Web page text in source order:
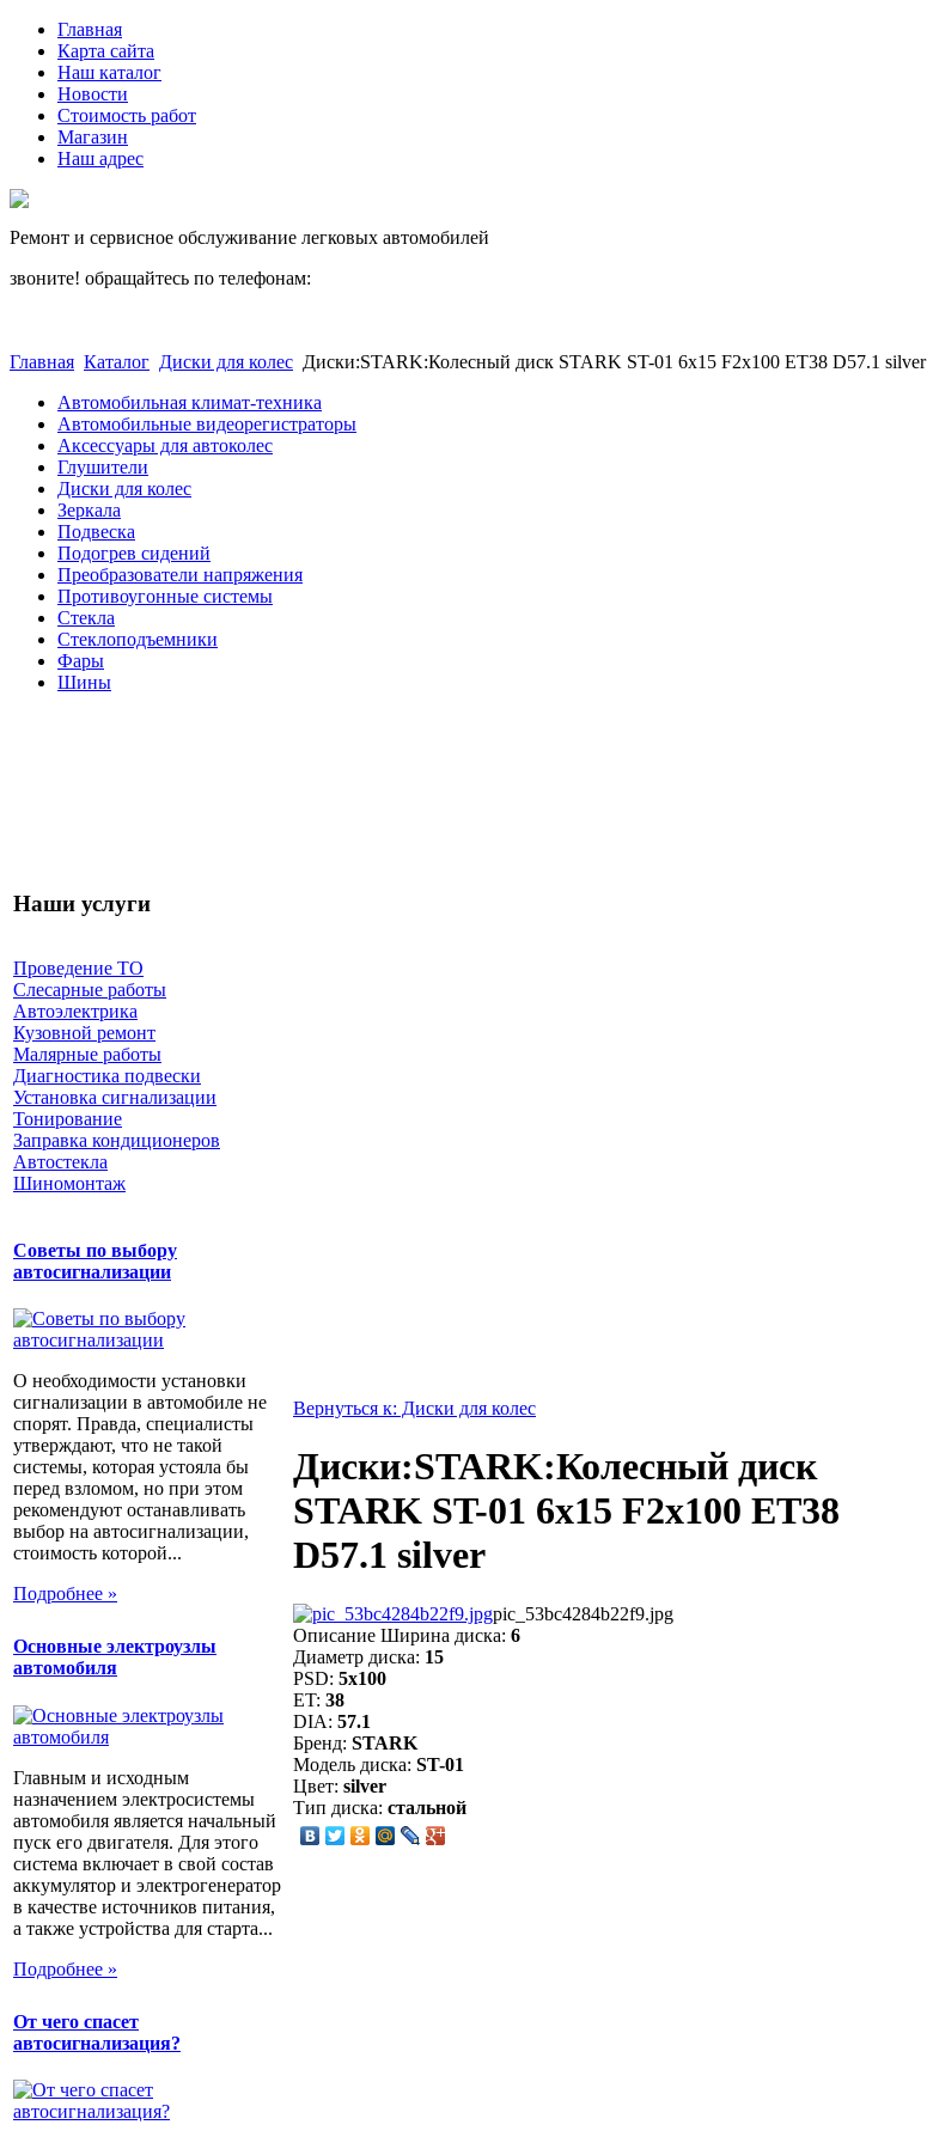
Главная
Карта сайта
Наш каталог
Новости
Стоимость работ
Магазин
Наш адрес
Ремонт и сервисное обслуживание легковых автомобилей
звоните! обращайтесь по телефонам:
Главная Каталог Диски для колес Диски:STARK:Колесный диск STARK ST-01 6x15 F2x100 ET38 D57.1 silver
Автомобильная климат-техника
Автомобильные видеорегистраторы
Аксессуары для автоколес
Глушители
Диски для колес
Зеркала
Подвеска
Подогрев сидений
Преобразователи напряжения
Противоугонные системы
Стекла
Стеклоподъемники
Фары
Шины
Наши услуги
Проведение ТО
Слесарные работы
Автоэлектрика
Кузовной ремонт
Малярные работы
Диагностика подвески
Установка сигнализации
Тонирование
Заправка кондиционеров
Автостекла
Шиномонтаж
Советы по выбору
автосигнализации
О необходимости установки
сигнализации в автомобиле не
спорят. Правда, специалисты
утверждают, что не такой
системы, которая устояла бы
перед взломом, но при этом
рекомендуют останавливать
выбор на автосигнализации,
стоимость которой...
Подробнее »
Основные электроузлы
автомобиля
Главным и исходным
назначением электросистемы
автомобиля является начальный
пуск его двигателя. Для этого
система включает в свой состав
аккумулятор и электрогенератор
в качестве источников питания,
а также устройства для старта...
Подробнее »
От чего спасет
автосигнализация?
Вернуться к: Диски для колес
Диски:STARK:Колесный диск
STARK ST-01 6x15 F2x100 ET38
D57.1 silver
pic_53bc4284b22f9.jpg
Описание Ширина диска: 6
Диаметр диска: 15
PSD: 5x100
ET: 38
DIA: 57.1
Бренд: STARK
Модель диска: ST-01
Цвет: silver
Тип диска: стальной